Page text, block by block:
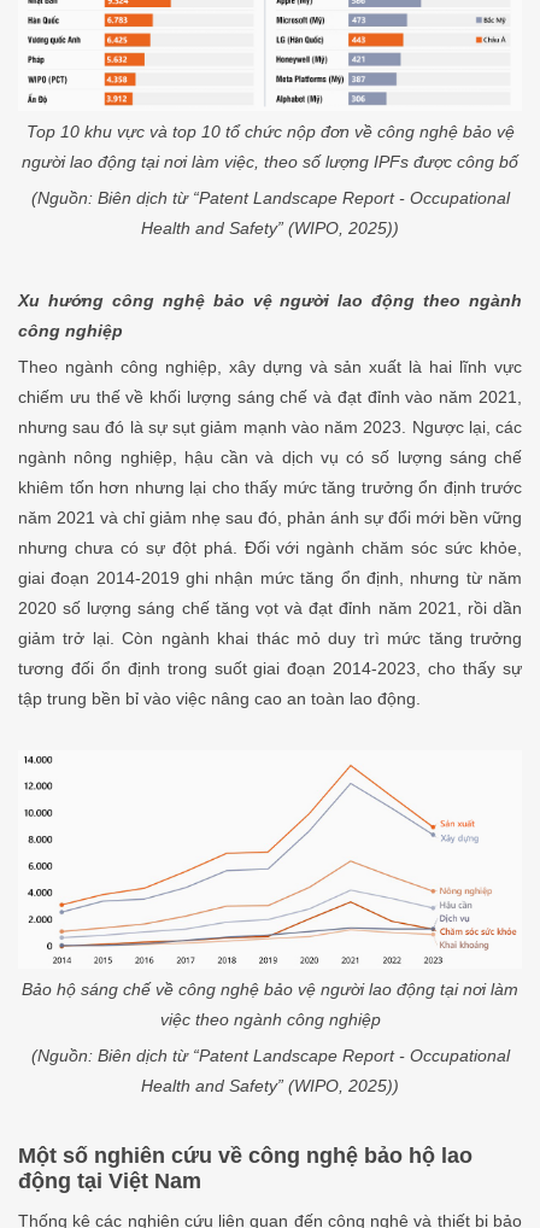
Top 10 khu vực và top 10 tổ chức nộp đơn về công nghệ bảo vệ
người lao động tại nơi làm việc, theo số lượng IPFs được công bố
(Nguồn: Biên dịch từ “Patent Landscape Report - Occupational
Health and Safety” (WIPO, 2025))
Xu hướng công nghệ bảo vệ người lao động theo ngành
công nghiệp
Theo ngành công nghiệp, xây dựng và sản xuất là hai lĩnh vực
chiếm ưu thế về khối lượng sáng chế và đạt đỉnh vào năm 2021,
nhưng sau đó là sự sụt giảm mạnh vào năm 2023. Ngược lại, các
ngành nông nghiệp, hậu cần và dịch vụ có số lượng sáng chế
khiêm tốn hơn nhưng lại cho thấy mức tăng trưởng ổn định trước
năm 2021 và chỉ giảm nhẹ sau đó, phản ánh sự đổi mới bền vững
nhưng chưa có sự đột phá. Đối với ngành chăm sóc sức khỏe,
giai đoạn 2014-2019 ghi nhận mức tăng ổn định, nhưng từ năm
2020 số lượng sáng chế tăng vọt và đạt đỉnh năm 2021, rồi dần
giảm trở lại. Còn ngành khai thác mỏ duy trì mức tăng trưởng
tương đối ổn định trong suốt giai đoạn 2014-2023, cho thấy sự
tập trung bền bỉ vào việc nâng cao an toàn lao động.
Bảo hộ sáng chế về công nghệ bảo vệ người lao động tại nơi làm
việc theo ngành công nghiệp
(Nguồn: Biên dịch từ “Patent Landscape Report - Occupational
Health and Safety” (WIPO, 2025))
Một số nghiên cứu về công nghệ bảo hộ lao
động tại Việt Nam
Thống kê các nghiên cứu liên quan đến công nghệ và thiết bị bảo